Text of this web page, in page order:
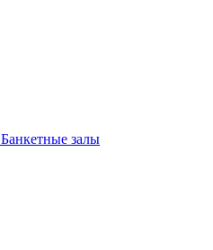
Банкетные залы